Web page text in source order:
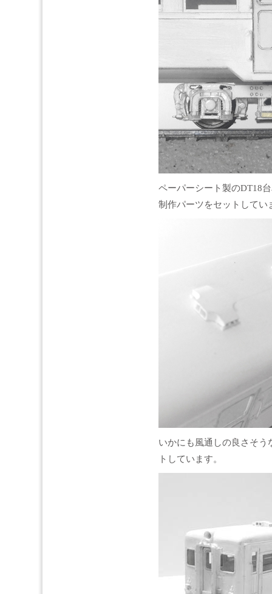
ペーパーシート製のDT18
制作パーツをセットしてい
いかにも風通しの良さそ
トしています。